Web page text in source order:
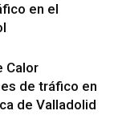
en el
Calor
de tráfico en
de Valladolid